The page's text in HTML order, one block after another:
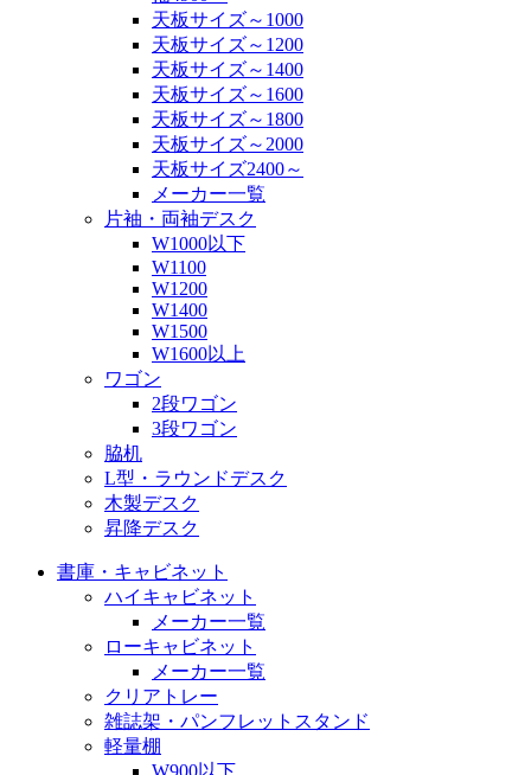
天板サイズ～1000
天板サイズ～1200
天板サイズ～1400
天板サイズ～1600
天板サイズ～1800
天板サイズ～2000
天板サイズ2400～
メーカー一覧
片袖・両袖デスク
W1000以下
W1100
W1200
W1400
W1500
W1600以上
ワゴン
2段ワゴン
3段ワゴン
脇机
L型・ラウンドデスク
木製デスク
昇降デスク
書庫・キャビネット
ハイキャビネット
メーカー一覧
ローキャビネット
メーカー一覧
クリアトレー
雑誌架・パンフレットスタンド
軽量棚